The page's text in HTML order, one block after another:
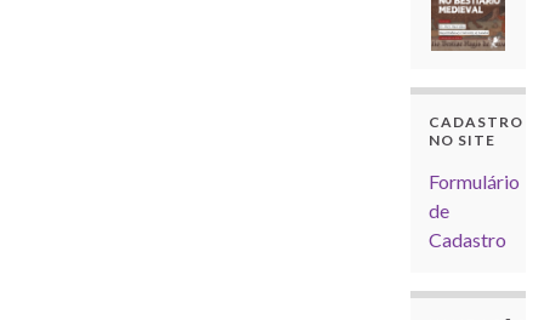
CADASTRO
NO SITE
Formulário
de
Cadastro